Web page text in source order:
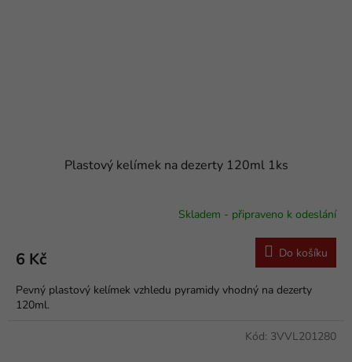
Plastový kelímek na dezerty 120ml 1ks
Skladem - připraveno k odeslání
6 Kč Do košíku
Pevný plastový kelímek vzhledu pyramidy vhodný na dezerty
120ml.
Kód: 3VVL201280